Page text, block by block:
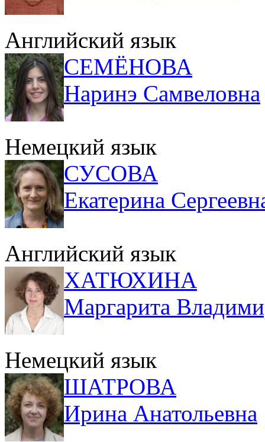
Английский язык
СЕМЁНОВА
Наринэ Самвеловна
Немецкий язык
СУСОВА
Екатерина
Английский язык
ХАТЮХИНА
Маргарита
Немецкий язык
ШАТРОВА
Ирина Анатольевна